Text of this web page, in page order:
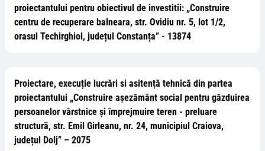
proiectantului pentru obiectivul de investitii: „Construire
centru de recuperare balneara, str. Ovidiu nr. 5, lot 1/2,
orasul Techirghiol, județul Constanța” - 13874
Proiectare, execuție lucrări si asitență tehnică din partea
proiectantului „Construire așezământ social pentru găzduirea
persoanelor vârstnice și împrejmuire teren - preluare
structură, str. Emil Girleanu, nr. 24, municipiul Craiova,
județul Dolj” – 2075